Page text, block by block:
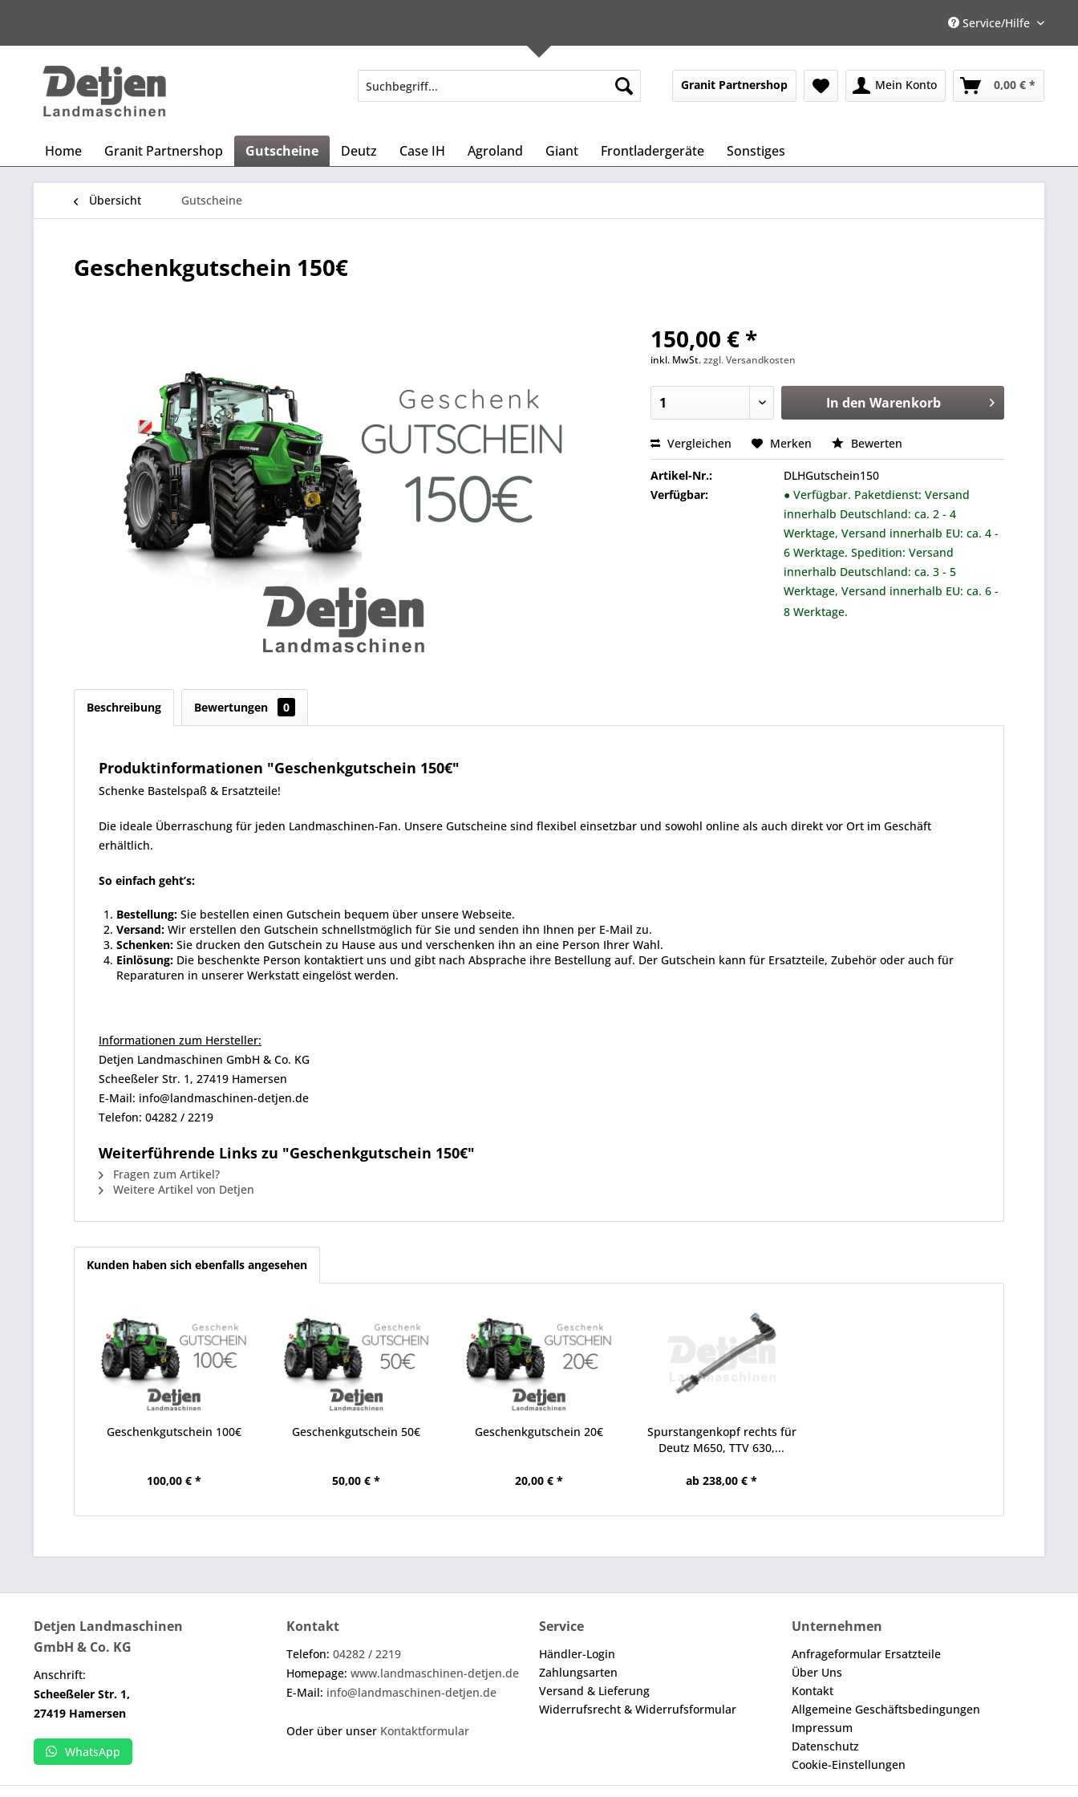
Service/Hilfe
Granit Partnershop Mein Konto 0,00 € *
Home Granit Partnershop Gutscheine Deutz Case IH Agroland Giant Frontladergeräte Sonstiges
Übersicht Gutscheine
Geschenkgutschein 150€
150,00 € *
inkl. MwSt.zzgl. Versandkosten
In den Warenkorb
Vergleichen Merken Bewerten
Artikel-Nr.:
DLHGutschein150
Verfügbar:
● Verfügbar. Paketdienst: Versand
innerhalb Deutschland: ca. 2 - 4
Werktage, Versand innerhalb EU: ca. 4 -
6 Werktage. Spedition: Versand
innerhalb Deutschland: ca. 3 - 5
Werktage, Versand innerhalb EU: ca. 6 -
8 Werktage.
Beschreibung Bewertungen 0
Produktinformationen "Geschenkgutschein 150€"
Schenke Bastelspaß & Ersatzteile!
Die ideale Überraschung für jeden Landmaschinen-Fan. Unsere Gutscheine sind flexibel einsetzbar und sowohl online als auch direkt vor Ort im Geschäft
erhältlich.
So einfach geht’s:
Bestellung: Sie bestellen einen Gutschein bequem über unsere Webseite.
Versand: Wir erstellen den Gutschein schnellstmöglich für Sie und senden ihn Ihnen per E-Mail zu.
Schenken: Sie drucken den Gutschein zu Hause aus und verschenken ihn an eine Person Ihrer Wahl.
Einlösung: Die beschenkte Person kontaktiert uns und gibt nach Absprache ihre Bestellung auf. Der Gutschein kann für Ersatzteile, Zubehör oder auch für
Reparaturen in unserer Werkstatt eingelöst werden.
Informationen zum Hersteller:
Detjen Landmaschinen GmbH & Co. KG
Scheeßeler Str. 1, 27419 Hamersen
E-Mail: info@landmaschinen-detjen.de
Telefon: 04282 / 2219
Weiterführende Links zu "Geschenkgutschein 150€"
Fragen zum Artikel?
Weitere Artikel von Detjen
Kunden haben sich ebenfalls angesehen
Geschenkgutschein 100€
100,00 € *
Geschenkgutschein 50€
50,00 € *
Geschenkgutschein 20€
20,00 € *
Spurstangenkopf rechts für
Deutz M650, TTV 630,...
ab 238,00 € *
Detjen Landmaschinen
GmbH & Co. KG
Anschrift:
Scheeßeler Str. 1,
27419 Hamersen
WhatsApp
Kontakt
Telefon: 04282 / 2219
Homepage: www.landmaschinen-detjen.de
E-Mail: info@landmaschinen-detjen.de
Oder über unser Kontaktformular
Service
Händler-Login
Zahlungsarten
Versand & Lieferung
Widerrufsrecht & Widerrufsformular
Unternehmen
Anfrageformular Ersatzteile
Über Uns
Kontakt
Allgemeine Geschäftsbedingungen
Impressum
Datenschutz
Cookie-Einstellungen